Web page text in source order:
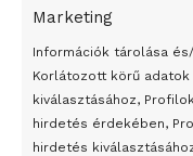
Marketing
Információk tárolása
Korlátozott körű
kiválasztásához,
hirdetés érdekében,
hirdetés
Átmenetileg
Egy vagyonért adták